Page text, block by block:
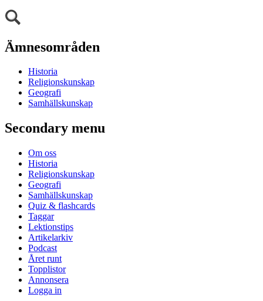
Ämnesområden
Historia
Religionskunskap
Geografi
Samhällskunskap
Secondary menu
Om oss
Historia
Religionskunskap
Geografi
Samhällskunskap
Quiz & flashcards
Taggar
Lektionstips
Artikelarkiv
Podcast
Året runt
Topplistor
Annonsera
Logga in